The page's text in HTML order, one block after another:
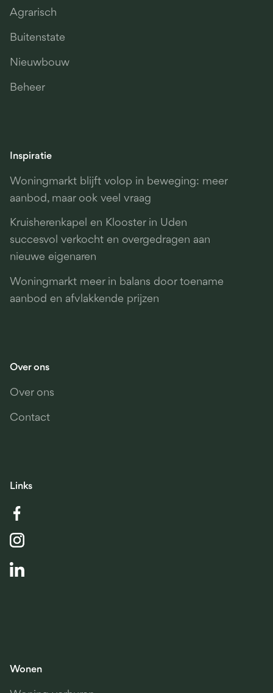
Agrarisch
Buitenstate
Nieuwbouw
Beheer
Inspiratie
Woningmarkt blijft volop in beweging: meer
aanbod, maar ook veel vraag
Kruisherenkapel en Klooster in Uden
succesvol verkocht en overgedragen aan
nieuwe eigenaren
Woningmarkt meer in balans door toename
aanbod en afvlakkende prijzen
Over ons
Over ons
Contact
Links
Wonen